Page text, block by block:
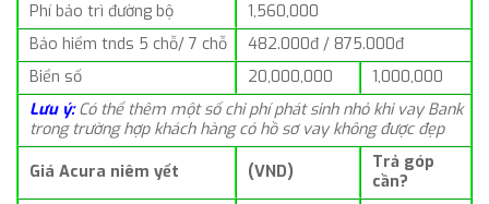
Phí bảo trì đường bộ
1,560,000
Bảo hiểm tnds 5 chỗ/ 7 chỗ
482.000đ / 875.000đ
Biển số
20,000,000
1,000,000
Lưu ý:Có thể thêm một số chi phí phát sinh nhỏ khi vay Bank
trong trường hợp khách hàng có hồ sơ vay không được đẹp
Giá Acura niêm yết (VND)
Trả góp
cần?